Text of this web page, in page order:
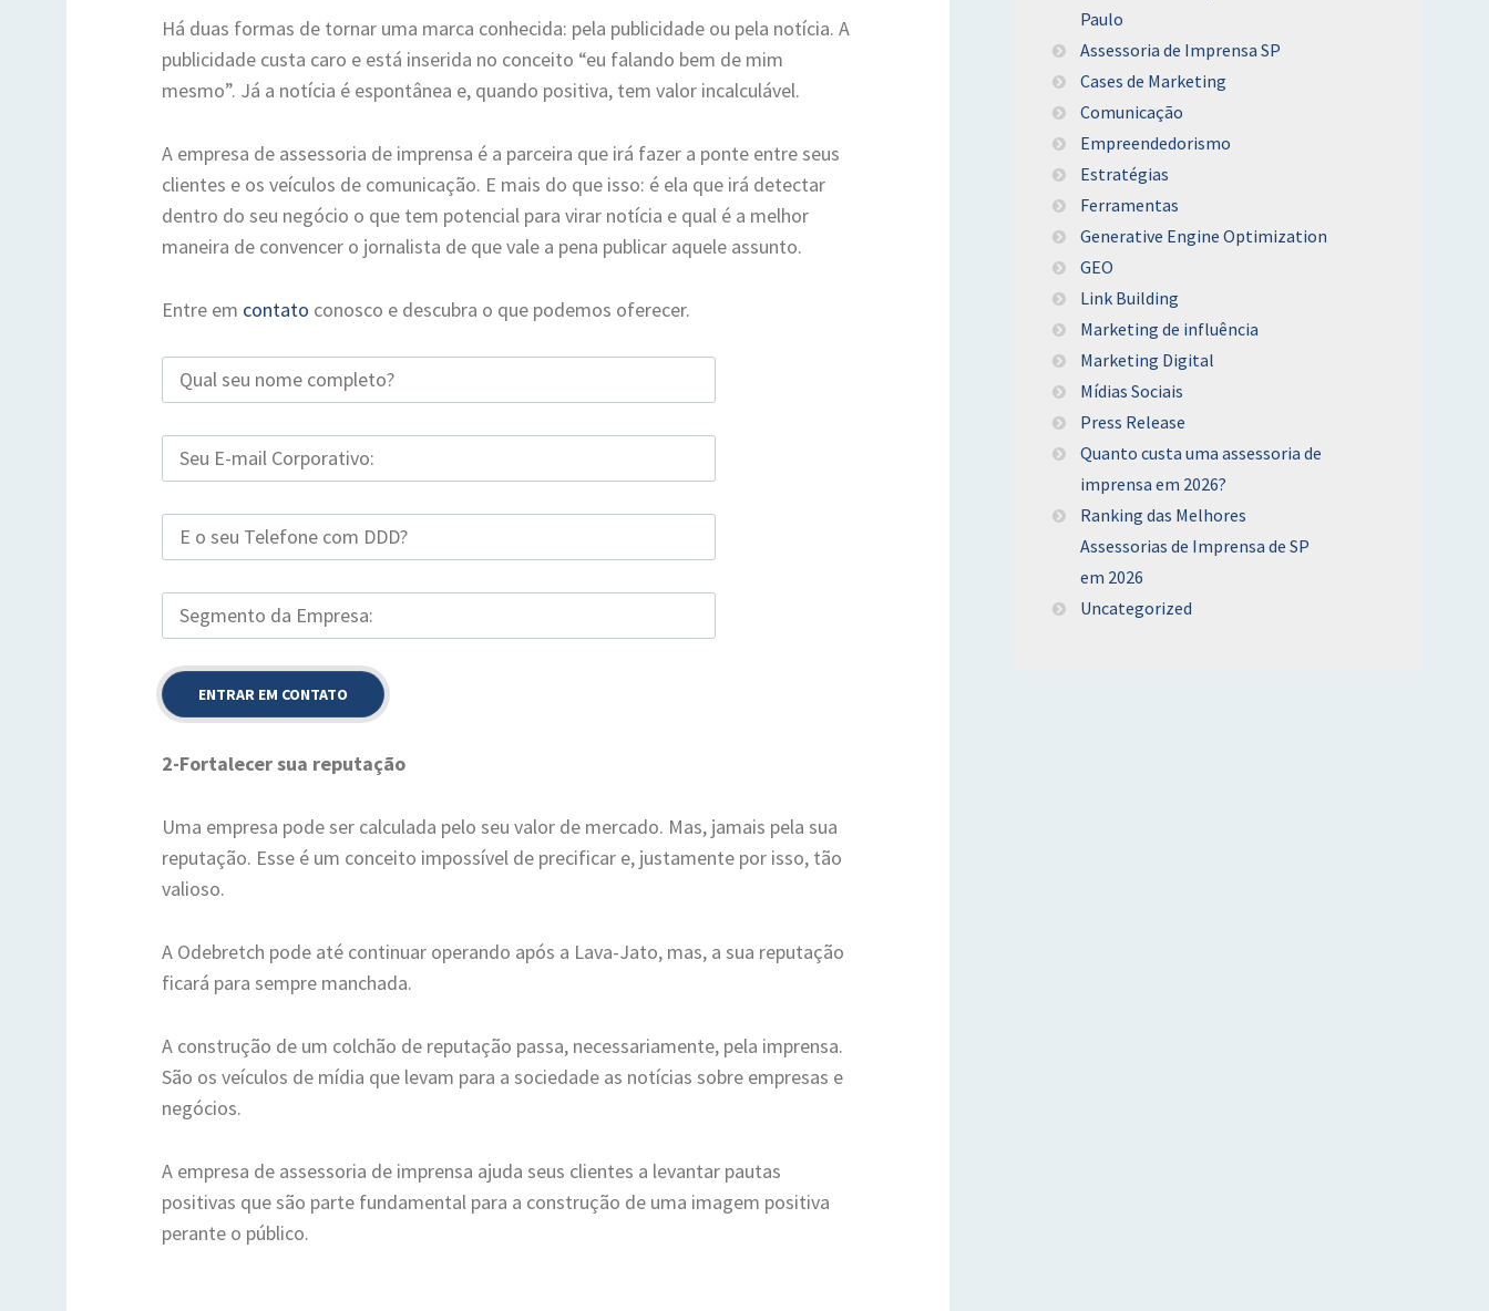
Há duas formas de tornar uma marca conhecida: pela publicidade ou pela notícia. A
publicidade custa caro e está inserida no conceito “eu falando bem de mim
mesmo”. Já a notícia é espontânea e, quando positiva, tem valor incalculável.
A empresa de assessoria de imprensa é a parceira que irá fazer a ponte entre seus
clientes e os veículos de comunicação. E mais do que isso: é ela que irá detectar
dentro do seu negócio o que tem potencial para virar notícia e qual é a melhor
maneira de convencer o jornalista de que vale a pena publicar aquele assunto.
Entre em contato conosco e descubra o que podemos oferecer.
2-Fortalecer sua reputação
Uma empresa pode ser calculada pelo seu valor de mercado. Mas, jamais pela sua
reputação. Esse é um conceito impossível de precificar e, justamente por isso, tão
valioso.
A Odebretch pode até continuar operando após a Lava-Jato, mas, a sua reputação
ficará para sempre manchada.
A construção de um colchão de reputação passa, necessariamente, pela imprensa.
São os veículos de mídia que levam para a sociedade as notícias sobre empresas e
negócios.
A empresa de assessoria de imprensa ajuda seus clientes a levantar pautas
positivas que são parte fundamental para a construção de uma imagem positiva
perante o público.
Paulo
Assessoria de Imprensa SP
Cases de Marketing
Comunicação
Empreendedorismo
Estratégias
Ferramentas
Generative Engine Optimization
GEO
Link Building
Marketing de influência
Marketing Digital
Mídias Sociais
Press Release
Quanto custa uma assessoria de
imprensa em 2026?
Ranking das Melhores
Assessorias de Imprensa de SP
em 2026
Uncategorized